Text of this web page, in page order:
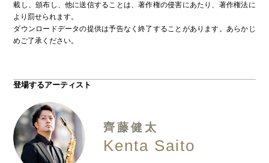
載し、頒布し、他に送信することは、著作権の侵害にあたり、著作権法に
より罰せられます。
ダウンロードデータの提供は予告なく終了することがあります。あらかじ
めご了承ください。
登場するアーティスト
齊藤健太
Kenta Saito